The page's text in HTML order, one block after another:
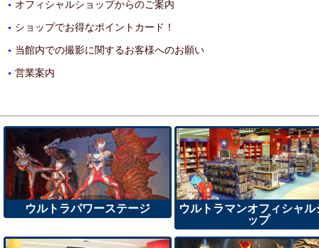
・ オフィシャルショップからのご案内
・ ショップでお得なポイントカード！
・ 当館内での撮影に関するお客様へのお願い
・ 営業案内
ウルトラパワーステージ
ウルトラマンオフィシャル
ップ